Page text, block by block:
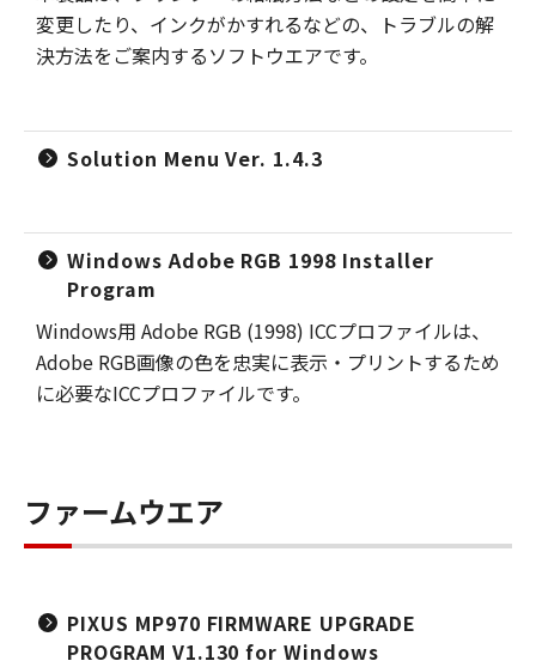
変更したり、インクがかすれるなどの、トラブルの解
決方法をご案内するソフトウエアです。
Solution Menu Ver. 1.4.3
Windows Adobe RGB 1998 Installer
Program
Windows用 Adobe RGB (1998) ICCプロファイルは、
Adobe RGB画像の色を忠実に表示・プリントするため
に必要なICCプロファイルです。
ファームウエア
PIXUS MP970 FIRMWARE UPGRADE
PROGRAM V1.130 for Windows